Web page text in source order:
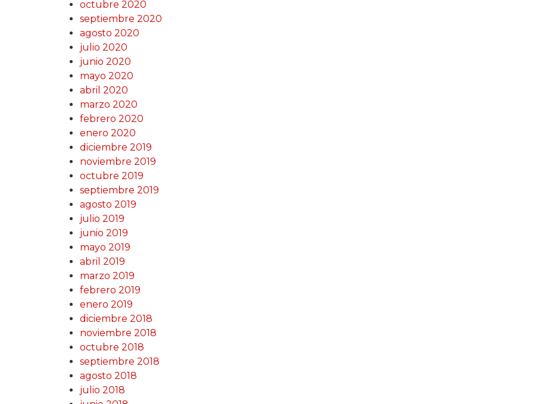
octubre 2020
septiembre 2020
agosto 2020
julio 2020
junio 2020
mayo 2020
abril 2020
marzo 2020
febrero 2020
enero 2020
diciembre 2019
noviembre 2019
octubre 2019
septiembre 2019
agosto 2019
julio 2019
junio 2019
mayo 2019
abril 2019
marzo 2019
febrero 2019
enero 2019
diciembre 2018
noviembre 2018
octubre 2018
septiembre 2018
agosto 2018
julio 2018